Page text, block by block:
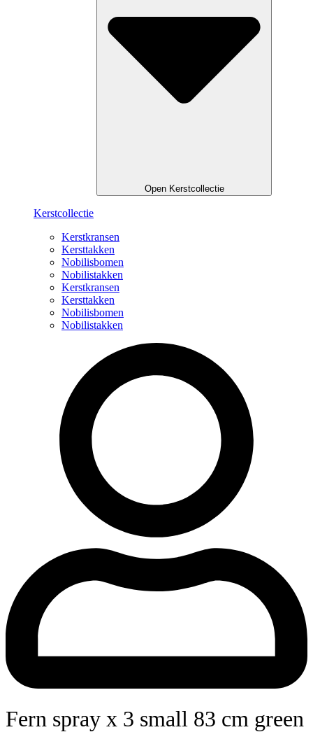
Open Kerstcollectie
Kerstcollectie
Kerstkransen
Kersttakken
Nobilisbomen
Nobilistakken
Kerstkransen
Kersttakken
Nobilisbomen
Nobilistakken
fern spray x 3 small 83 cm green